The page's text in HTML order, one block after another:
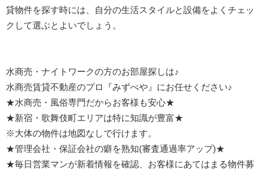
貸物件を探す時には、自分の生活スタイルと設備をよくチェッ
クして選ぶとよいでしょう。
水商売・ナイトワークの方のお部屋探しは♪
水商売賃貸不動産のプロ『みずべや』にお任せください♪
★水商売・風俗専門だからお客様も安心★
★新宿・歌舞伎町エリアは特に知識が豊富★
※大体の物件は地図なしで行けます。
★管理会社・保証会社の癖を熟知(審査通過率アップ)★
★毎日営業マンが新着情報を確認、お客様にあてはまる物件募